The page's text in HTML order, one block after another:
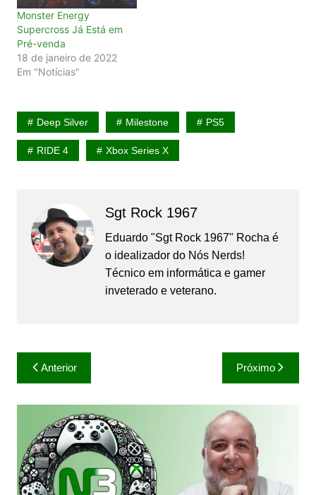
Monster Energy
Supercross Já Está em
Pré-venda
18 de janeiro de 2022
Em "Notícias"
Deep Silver Milestone PS5
RIDE 4 Xbox Series X
Sgt Rock 1967
Eduardo "Sgt Rock 1967" Rocha é
o idealizador do Nós Nerds!
Técnico em informática e gamer
inveterado e veterano.
Navegação
de
Post
Anterior Próximo